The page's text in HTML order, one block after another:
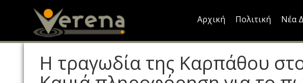
Αρχική Πολιτική Νέα
Η τραγωδία της Καρπάθου